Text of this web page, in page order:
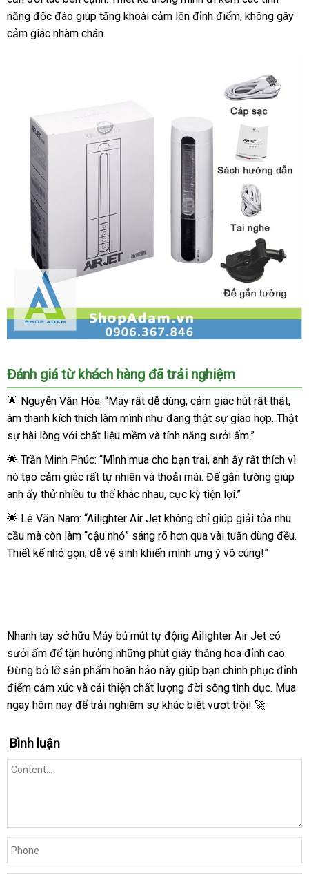
mua
ngay
năng độc đáo giúp tăng khoái cảm lên đỉnh điểm, không gây
cảm giác nhàm chán.
Máy
bú
mút
động
Nhật
Bản
Ailighter
Air
Jet
sưởi
ấm
tiện
Đánh giá từ khách hàng đã trải nghiệm
🌟 Nguyễn Văn Hòa: “Máy rất dễ dùng, cảm giác hút rất thật,
âm thanh kích thích làm mình như đang thật sự giao hợp. Thật
sự hài lòng với chất liệu mềm và tính năng sưởi ấm.”
🌟 Trần Minh Phúc: “Mình mua cho bạn trai, anh ấy rất thích vì
nó tạo cảm giác rất tự nhiên và thoải mái. Đế gắn tường giúp
anh ấy thử nhiều tư thế khác nhau, cực kỳ tiện lợi.”
🌟 Lê Văn Nam: “Ailighter Air Jet không chỉ giúp giải tỏa nhu
cầu mà còn làm “cậu nhỏ” sáng rõ hơn qua vài tuần dùng đều.
Thiết kế nhỏ gọn, dễ vệ sinh khiến mình ưng ý vô cùng!”
Nhanh tay sở hữu Máy bú mút tự động Ailighter Air Jet có
sưởi ấm để tận hưởng những phút giây thăng hoa đỉnh cao.
Đừng bỏ lỡ sản phẩm hoàn hảo này giúp bạn chinh phục đỉnh
điểm cảm xúc và cải thiện chất lượng đời sống tình dục. Mua
ngay hôm nay để trải nghiệm sự khác biệt vượt trội! 🚀
Bình luận